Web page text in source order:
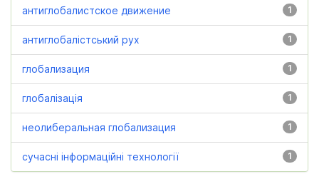
1
антиглобалистское движение
1
антиглобалістський рух
1
глобализация
1
глобалізація
1
неолиберальная глобализация
1
сучасні інформаційні технології